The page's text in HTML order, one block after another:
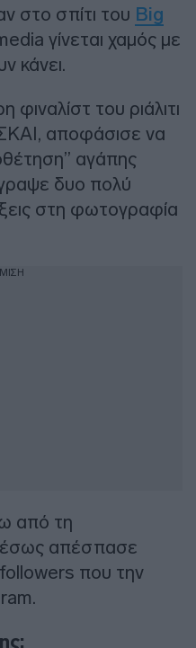
στο σπίτι του Big
γίνεται χαμός με
κάνει.
του ριάλιτι
αποφάσισε να
αγάπης
δυο πολύ
στη φωτογραφία
από τη
απέσπασε
followers που την